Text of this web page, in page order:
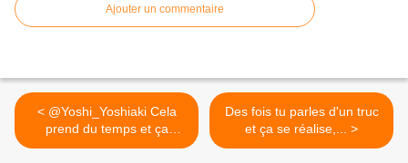
Ajouter un commentaire
< @Yoshi_Yoshiaki Cela
prend du temps et ça
n'est...
Des fois tu parles d'un truc
et ça se réalise,... >